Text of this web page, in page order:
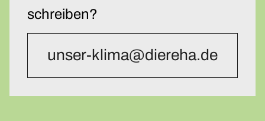
schreiben?
unser-klima@diereha.de